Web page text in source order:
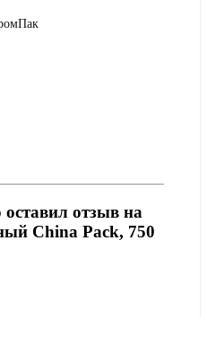
отзыв на
China Pack, 750